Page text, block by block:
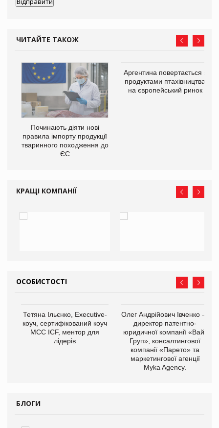
ЧИТАЙТЕ ТАКОЖ
Починають діяти нові
правила імпорту продукції
тваринного походження до
ЄС
Аргентина повертається з
продуктами птахівництва
на європейський ринок
КРАЩІ КОМПАНІЇ
ОСОБИСТОСТІ
Тетяна Ільєнко, Executive-
коуч, сертифікований коуч
МСС ICF, ментор для
лідерів
Олег Андрійович Івченко —
директор патентно-
юридичної компанії «Вайз
Груп», консалтингової
компанії «Парето» та
маркетингової агенції
Myka Agency.
БЛОГИ